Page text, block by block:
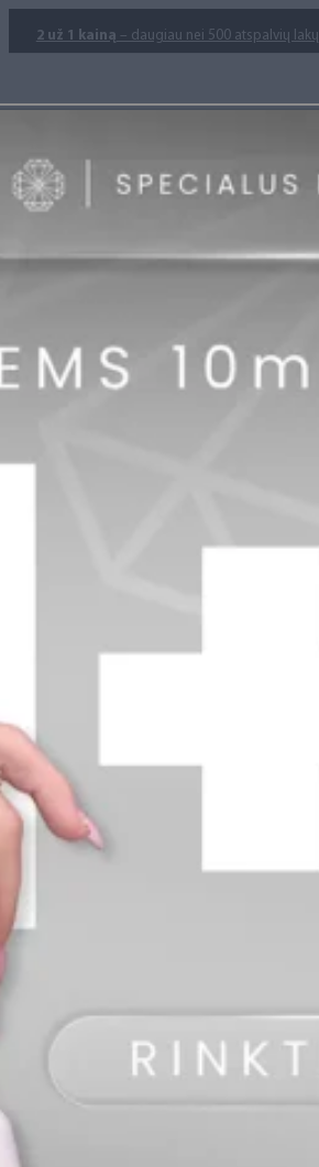
2 už 1 kainą – daugiau nei 500 atspalvių lakų
info@diamondline.lt
Prisijungti
Rewards“